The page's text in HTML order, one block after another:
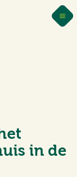
in de